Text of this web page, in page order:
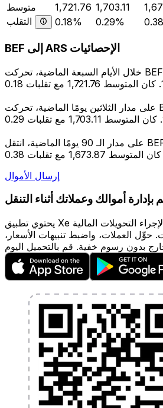
متوسط
1,721.76 1,703.11
التقلب
0.18% 0.29%
BEF إلى ARS الإحصائيات
خلال الأيام السبعة الماضية، تحركت BEF إلى ARS بين 1,713.22
على مدار الثلاثين يومًا الماضية، تحركت BEF إلى ARS بين
على مدار الـ 90 يومًا الماضية، انتقل BEF إلى ARS بين 1,614.54
إرسال الأموال
بإدارة أموالك وعملاتك أثناء التنقل
يحتوي تطبيق Xe على كل ما تحتاجه لإجراء التحويلات المالية
حوِّل العملات، واضبط تنبيهات الأسعار،